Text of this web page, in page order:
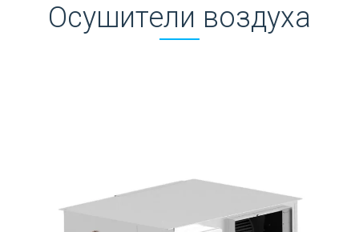
Осушители воздуха